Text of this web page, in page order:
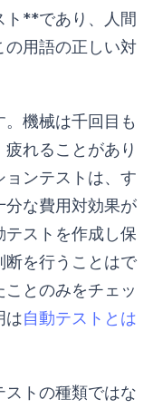
ト**であり、人間
の用語の正しい対
機械は千回目も
れることがあり
ョンテストは、す
分な費用対効果が
ストを作成し保
断を行うことはで
とのみをチェッ
は自動テストとは
トの種類ではな